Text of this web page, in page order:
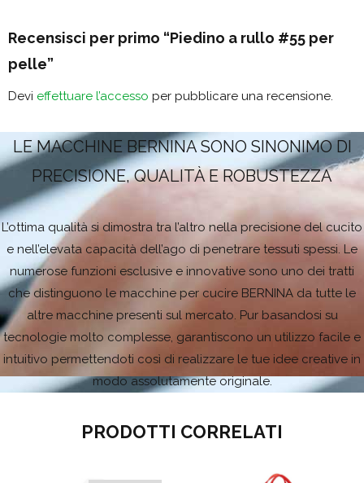
Recensisci per primo “Piedino a rullo #55 per
pelle”
Devi effettuare l’accesso per pubblicare una recensione.
LE MACCHINE BERNINA SONO SINONIMO DI
PRECISIONE, QUALITÀ E ROBUSTEZZA
L’ottima qualità si dimostra tra l’altro nella precisione del cucito
e nell’elevata capacità dell’ago di penetrare tessuti spessi. Le
numerose funzioni esclusive e innovative sono uno dei tratti
che distinguono le macchine per cucire BERNINA da tutte le
altre macchine presenti sul mercato. Pur basandosi su
tecnologie molto complesse, garantiscono un utilizzo facile e
intuitivo permettendoti così di realizzare le tue idee creative in
modo assolutamente originale.
PRODOTTI CORRELATI